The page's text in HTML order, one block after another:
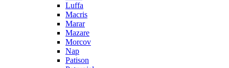
Luffa
Macris
Marar
Mazare
Morcov
Nap
Patison